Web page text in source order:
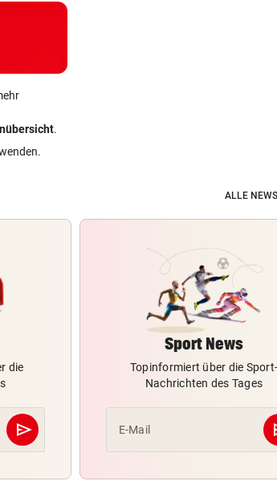
.
ALLE
die
send
Abschicken
Sport News
Topinformiert über die Sport-
Nachrichten des Tages
E-Mail